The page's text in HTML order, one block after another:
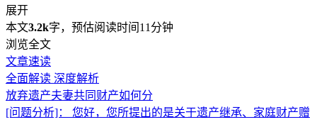
展开
本文3.2k字，预估阅读时间11分钟
浏览全文
文章速读
全面解读 深度解析
放弃遗产夫妻共同财产如何分
[问题分析]：
您好，您所提出的是关于遗产继承、家庭财产赠